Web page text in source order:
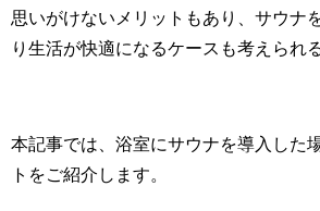
思いがけないメリットもあり、サウナ
り生活が快適になるケースも考えられ
本記事では、浴室にサウナを導入した
トをご紹介します。